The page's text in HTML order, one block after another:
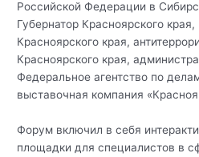
Российской Федерации в
Губернатор Красноярского
Красноярского края,
Красноярского края,
Федеральное агентство по
выставочная компания
Форум включил в себя
площадки для специалистов в